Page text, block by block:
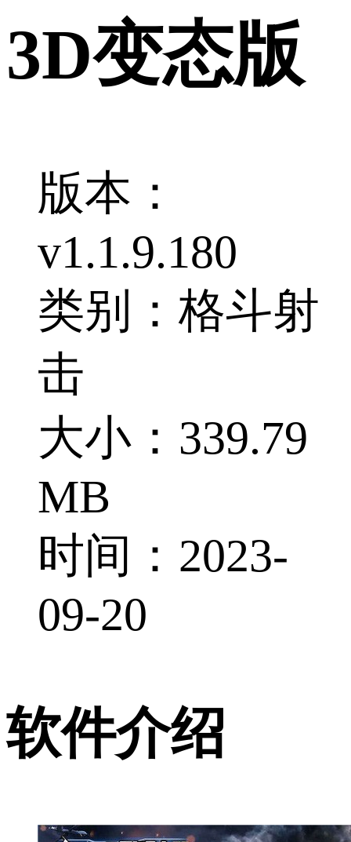
3D变态版
版本：
v1.1.9.180
类别：格斗射
击
大小：339.79
MB
时间：2023-
09-20
软件介绍